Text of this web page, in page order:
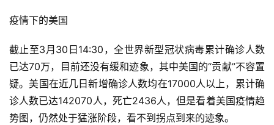
疫情下的美国
截止至3月30日14:30，全世界新型冠状病毒累计确诊人数
已达70万，目前还没有缓和迹象，其中美国的“贡献”不容置
疑。美国在近几日新增确诊人数均在17000人以上，累计确
诊人数已达142070人，死亡2436人，但是看着美国疫情趋
势图，仍然处于猛涨阶段，看不到拐点到来的迹象。